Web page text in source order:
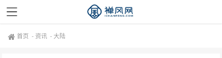
首页 - 资讯 -大陆